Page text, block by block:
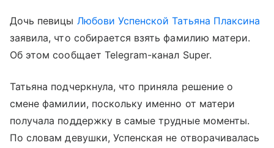
Дочь певицы Любови Успенской Татьяна Плаксина
заявила, что собирается взять фамилию матери.
Об этом сообщает Telegram-канал Super.
Татьяна подчеркнула, что приняла решение о
смене фамилии, поскольку именно от матери
получала поддержку в самые трудные моменты.
По словам девушки, Успенская не отворачивалась